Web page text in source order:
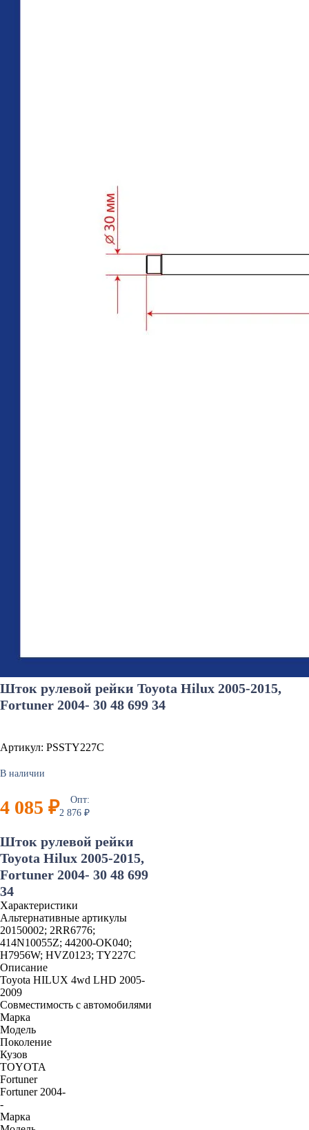
Шток рулевой рейки Toyota Hilux 2005-2015,
Fortuner 2004- 30 48 699 34
Артикул: PSSTY227C
В наличии
4 085 ₽
Опт:
2 876 ₽
Шток рулевой рейки
Toyota Hilux 2005-2015,
Fortuner 2004- 30 48 699
34
Характеристики
Альтернативные артикулы
20150002; 2RR6776;
414N10055Z; 44200-OK040;
H7956W; HVZ0123; TY227C
Описание
Toyota HILUX 4wd LHD 2005-
2009
Совместимость с автомобилями
Марка
Модель
Поколение
Кузов
TOYOTA
Fortuner
Fortuner 2004-
-
Марка